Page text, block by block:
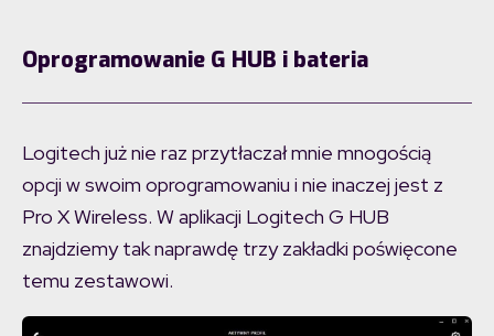
Oprogramowanie G HUB i bateria
Logitech już nie raz przytłaczał mnie mnogością
opcji w swoim oprogramowaniu i nie inaczej jest z
Pro X Wireless. W aplikacji Logitech G HUB
znajdziemy tak naprawdę trzy zakładki poświęcone
temu zestawowi.